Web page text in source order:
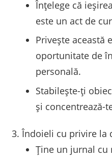
Înțelege că
este un act de
Privește această
oportunitate de
personală.
Stabilește-ți
și concentrează-
Îndoieli cu privire la
Ține un jurnal cu